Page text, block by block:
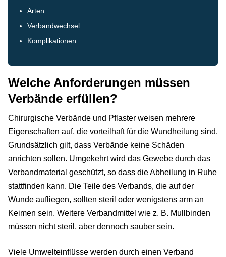
Arten
Verbandwechsel
Komplikationen
Welche Anforderungen müssen
Verbände erfüllen?
Chirurgische Verbände und Pflaster weisen mehrere
Eigenschaften auf, die vorteilhaft für die Wundheilung sind.
Grundsätzlich gilt, dass Verbände keine Schäden
anrichten sollen. Umgekehrt wird das Gewebe durch das
Verbandmaterial geschützt, so dass die Abheilung in Ruhe
stattfinden kann. Die Teile des Verbands, die auf der
Wunde aufliegen, sollten steril oder wenigstens arm an
Keimen sein. Weitere Verbandmittel wie z. B. Mullbinden
müssen nicht steril, aber dennoch sauber sein.
Viele Umwelteinflüsse werden durch einen Verband